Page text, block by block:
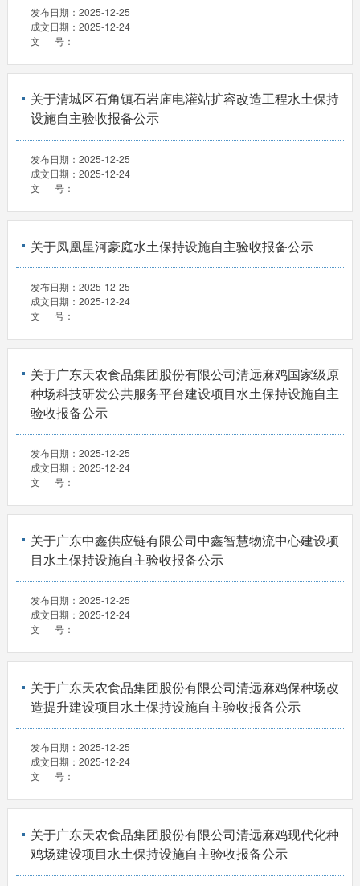
发布日期： 2025-12-25
成文日期： 2025-12-24
文 号：
关于清城区石角镇石岩庙电灌站扩容改造工程水土保持
设施自主验收报备公示
发布日期： 2025-12-25
成文日期： 2025-12-24
文 号：
关于凤凰星河豪庭水土保持设施自主验收报备公示
发布日期： 2025-12-25
成文日期： 2025-12-24
文 号：
关于广东天农食品集团股份有限公司清远麻鸡国家级原
种场科技研发公共服务平台建设项目水土保持设施自主
验收报备公示
发布日期： 2025-12-25
成文日期： 2025-12-24
文 号：
关于广东中鑫供应链有限公司中鑫智慧物流中心建设项
目水土保持设施自主验收报备公示
发布日期： 2025-12-25
成文日期： 2025-12-24
文 号：
关于广东天农食品集团股份有限公司清远麻鸡保种场改
造提升建设项目水土保持设施自主验收报备公示
发布日期： 2025-12-25
成文日期： 2025-12-24
文 号：
关于广东天农食品集团股份有限公司清远麻鸡现代化种
鸡场建设项目水土保持设施自主验收报备公示